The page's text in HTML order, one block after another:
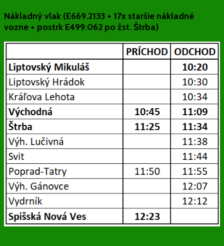
Nákladný vlak (E669.2133 + 17x staršie nákladné
vozne + postrk E499.062 po žst. Štrba)